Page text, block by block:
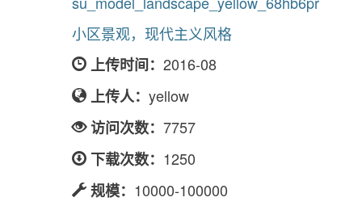
小区景观，现代主义风格
上传时间： 2016-08
上传人： yellow
访问次数： 7757
下载次数： 1250
规模： 10000-100000